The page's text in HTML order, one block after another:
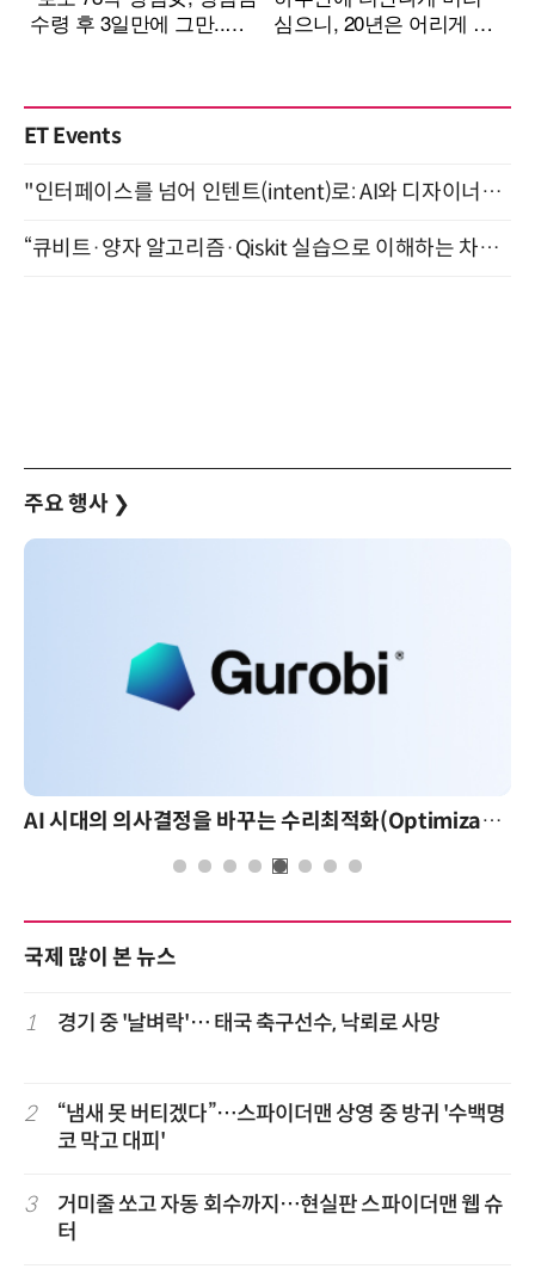
ET Events
"인터페이스를 넘어 인텐트(intent)로: AI와 디자이너가 함께 만드는 공존의 UX" 강남역 (9/2)
“큐비트·양자 알고리즘·Qiskit 실습으로 이해하는 차세대 컴퓨팅” (8/28)
주요 행사 ❯
AI 시대의 의사결정을 바꾸는 수리최적화(Optimization): 실제 산업 적용 사례와 활용 전략
국제 많이 본 뉴스
1 경기 중 '날벼락'… 태국 축구선수, 낙뢰로 사망
2
“냄새 못 버티겠다”…스파이더맨 상영 중 방귀 '수백명
코 막고 대피'
3
거미줄 쏘고 자동 회수까지…현실판 스파이더맨 웹 슈
터